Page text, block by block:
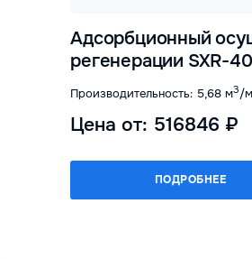
Адсорбционный
регенерации SXR-
Производительность: 5,68 м3/
Цена от: 516846 ₽
ПОДРОБНЕЕ